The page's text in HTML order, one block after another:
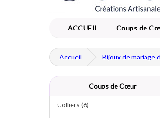
ACCUEIL Coups de
Accueil Bijoux de mariage
Coups de Cœur
Colliers (6)